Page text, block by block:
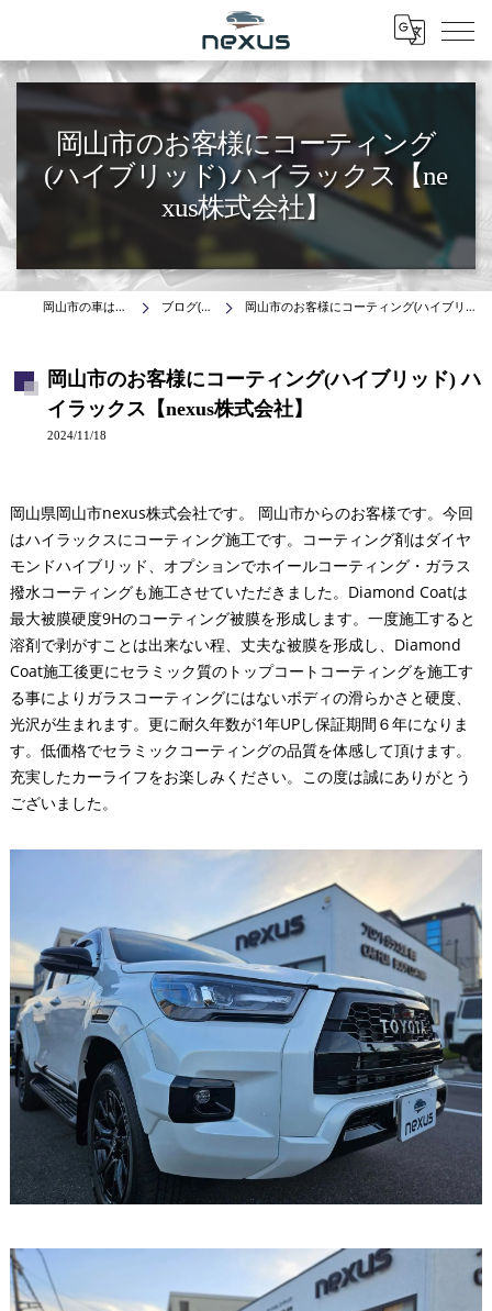
Menu
岡山市のお客様にコーティング
(ハイブリッド) ハイラックス【ne
xus株式会社】
岡山市の車はnexus株式会社 ブログ(施工事例) 岡山市のお客様にコーティング(ハイブリッド) ハイラックス【nexus株式会社】
岡山市のお客様にコーティング(ハイブリッド) ハ
イラックス【nexus株式会社】
2024/11/18
岡山県岡山市nexus株式会社です。 岡山市からのお客様です。今回
はハイラックスにコーティング施工です。コーティング剤はダイヤ
モンドハイブリッド、オプションでホイールコーティング・ガラス
撥水コーティングも施工させていただきました。Diamond Coatは
最大被膜硬度9Hのコーティング被膜を形成します。一度施工すると
溶剤で剥がすことは出来ない程、丈夫な被膜を形成し、Diamond
Coat施工後更にセラミック質のトップコートコーティングを施工す
る事によりガラスコーティングにはないボディの滑らかさと硬度、
光沢が生まれます。更に耐久年数が1年UPし保証期間６年になりま
す。​​​​​低価格でセラミックコーティングの品質を体感して頂けます。
充実したカーライフをお楽しみください。この度は誠にありがとう
ございました。